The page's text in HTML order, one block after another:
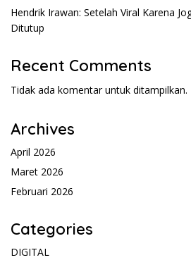
Hendrik Irawan: Setelah Viral Karena
Ditutup
Recent Comments
Tidak ada komentar untuk ditampilkan.
Archives
April 2026
Maret 2026
Februari 2026
Categories
DIGITAL